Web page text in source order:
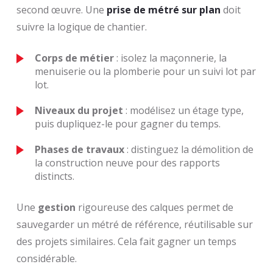
second œuvre. Une prise de métré sur plan doit
suivre la logique de chantier.
Corps de métier: isolez la maçonnerie, la
menuiserie ou la plomberie pour un suivi lot par
lot.
Niveaux du projet : modélisez un étage type,
puis dupliquez-le pour gagner du temps.
Phases de travaux: distinguez la démolition de
la construction neuve pour des rapports
distincts.
Une gestion rigoureuse des calques permet de
sauvegarder un métré de référence, réutilisable sur
des projets similaires. Cela fait gagner un temps
considérable.